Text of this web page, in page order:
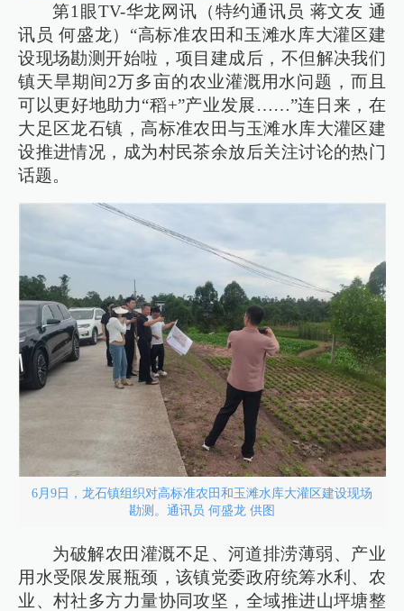
第1眼TV-华龙网讯（特约通讯员 蒋文友 通
讯员 何盛龙）“高标准农田和玉滩水库大灌区建
设现场勘测开始啦，项目建成后，不但解决我们
镇天旱期间2万多亩的农业灌溉用水问题，而且
可以更好地助力“稻+”产业发展……”连日来，在
大足区龙石镇，高标准农田与玉滩水库大灌区建
设推进情况，成为村民茶余放后关注讨论的热门
话题。
6月9日，龙石镇组织对高标准农田和玉滩水库大灌区建设现场
勘测。通讯员 何盛龙 供图
为破解农田灌溉不足、河道排涝薄弱、产业
用水受限发展瓶颈，该镇党委政府统筹水利、农
业、村社多方力量协同攻坚，全域推进山坪塘整